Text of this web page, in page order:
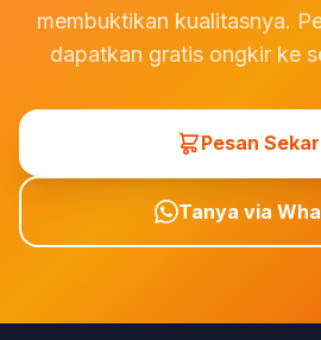
membuktikan kualitasnya.
dapatkan gratis ongkir ke
Pesan
Tanya via